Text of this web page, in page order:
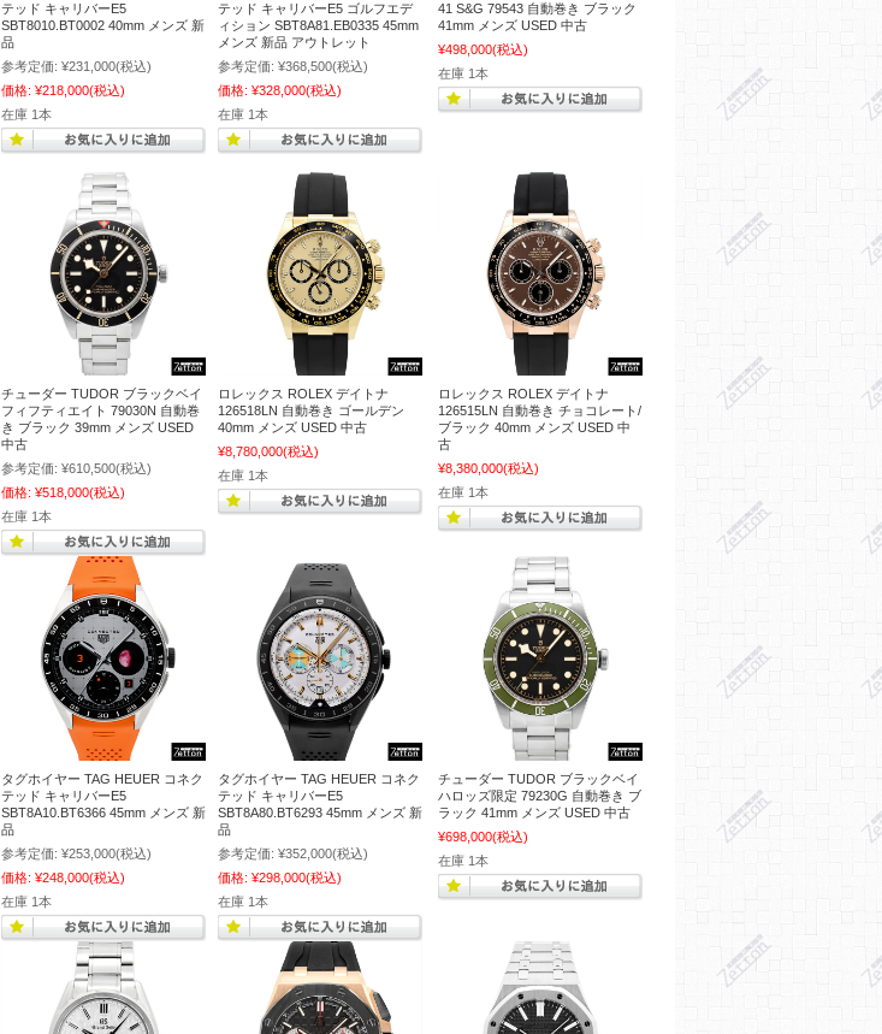
テッド キャリバーE5
SBT8010.BT0002 40mm メンズ 新
品
参考定価: ¥231,000(税込)
価格: ¥218,000(税込)
在庫 1本
テッド キャリバーE5 ゴルフエデ
ィション SBT8A81.EB0335 45mm
メンズ 新品 アウトレット
参考定価: ¥368,500(税込)
価格: ¥328,000(税込)
在庫 1本
41 S&G 79543 自動巻き ブラック
41mm メンズ USED 中古
¥498,000(税込)
在庫 1本
チューダー TUDOR ブラックベイ
フィフティエイト 79030N 自動巻
き ブラック 39mm メンズ USED
中古
参考定価: ¥610,500(税込)
価格: ¥518,000(税込)
在庫 1本
ロレックス ROLEX デイトナ
126518LN 自動巻き ゴールデン
40mm メンズ USED 中古
¥8,780,000(税込)
在庫 1本
ロレックス ROLEX デイトナ
126515LN 自動巻き チョコレート/
ブラック 40mm メンズ USED 中
古
¥8,380,000(税込)
在庫 1本
タグホイヤー TAG HEUER コネク
テッド キャリバーE5
SBT8A10.BT6366 45mm メンズ 新
品
参考定価: ¥253,000(税込)
価格: ¥248,000(税込)
在庫 1本
タグホイヤー TAG HEUER コネク
テッド キャリバーE5
SBT8A80.BT6293 45mm メンズ 新
品
参考定価: ¥352,000(税込)
価格: ¥298,000(税込)
在庫 1本
チューダー TUDOR ブラックベイ
ハロッズ限定 79230G 自動巻き ブ
ラック 41mm メンズ USED 中古
¥698,000(税込)
在庫 1本